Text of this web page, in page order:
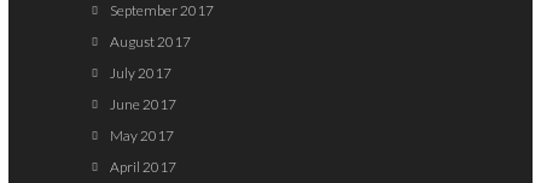
September 2017
August 2017
July 2017
June 2017
May 2017
April 2017